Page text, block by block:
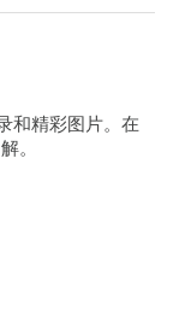
和精彩图片。在
。